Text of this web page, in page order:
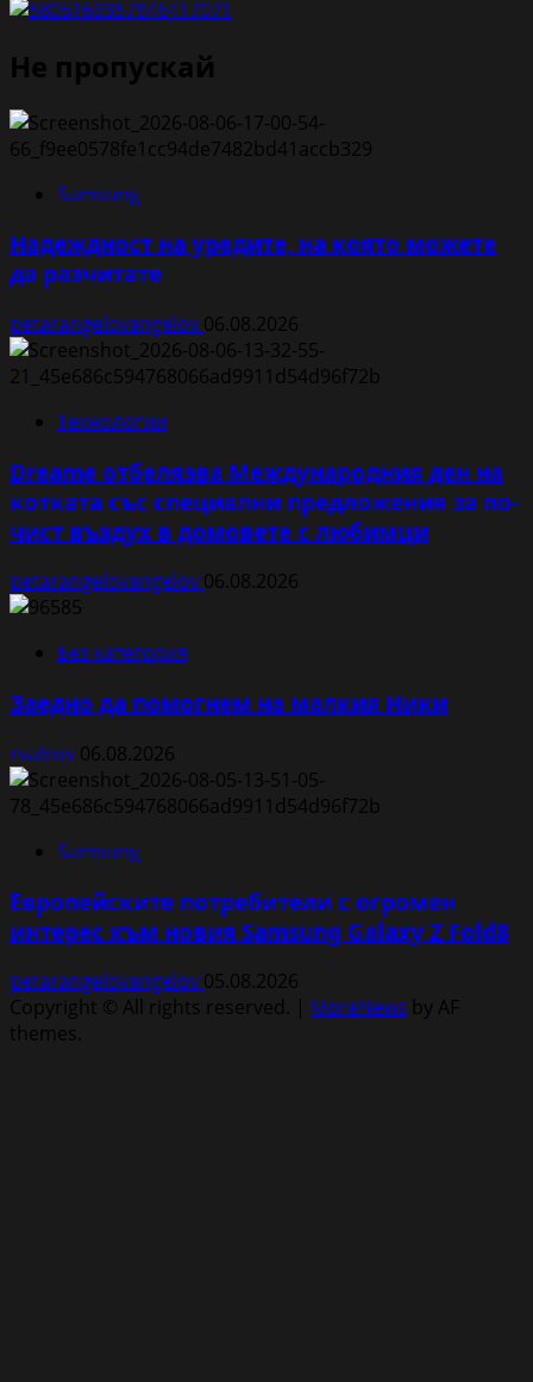
Не пропускай
Samsung
Надеждност на уредите, на която можете
да разчитате
petarangelovangelov 06.08.2026
Технологии
Dreame отбелязва Международния ден на
котката със специални предложения за по-
чист въздух в домовете с любимци
petarangelovangelov 06.08.2026
Без категория
Заедно да помогнем на малкия Ники
rvaleov 06.08.2026
Samsung
Европейските потребители с огромен
интерес към новия Samsung Galaxy Z Fold8
petarangelovangelov 05.08.2026
Copyright © All rights reserved. | MoreNews by AF
themes.